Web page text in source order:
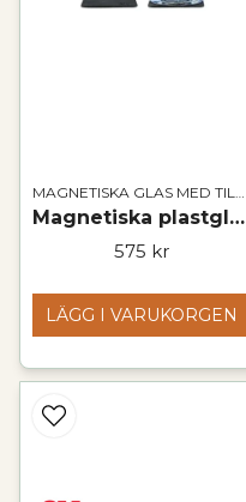
MAGNETISKA GLAS MED TILLBEHÖR
Magnetiska plastglas | WINE CLASSIC
575 kr
LÄGG I VARUKORGEN